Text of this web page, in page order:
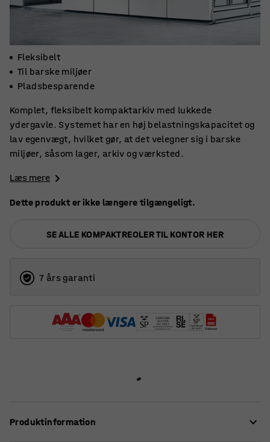
Fleksibelt
Til barske miljøer
Pladsbesparende
Komplet, fleksibelt kompaktarkiv med lukkede
ydergavle. Systemet har en høj belastningskapacitet og
lav egenvægt, hvilket gør, at det velegner sig i barske
miljøer, såsom lager, arkiv og værksted.
Læs mere
Dette produkt er ikke længere tilgængeligt.
SE ALLE KOMPAKTREOLER TIL KONTOR HER
7 års garanti
Produktinformation